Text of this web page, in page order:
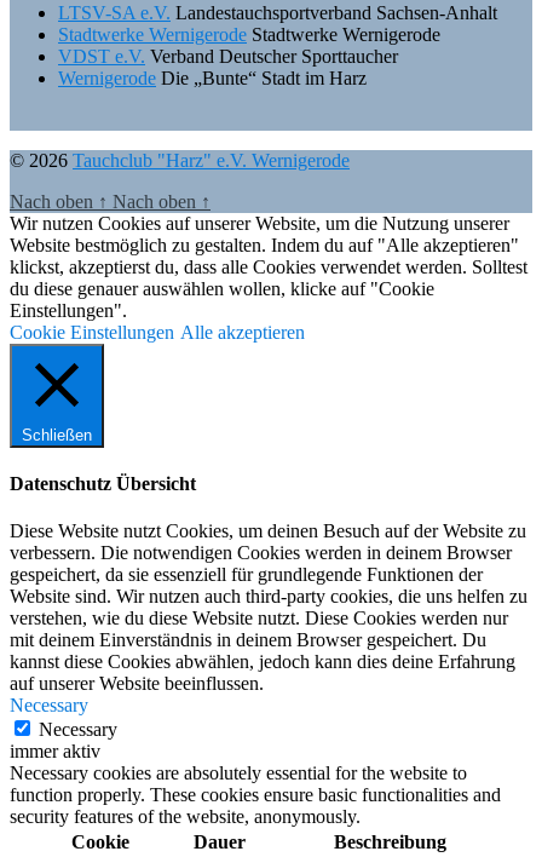
LTSV-SA e.V. Landestauchsportverband Sachsen-Anhalt
Stadtwerke Wernigerode Stadtwerke Wernigerode
VDST e.V. Verband Deutscher Sporttaucher
Wernigerode Die „Bunte“ Stadt im Harz
© 2026 Tauchclub "Harz" e.V. Wernigerode
Nach oben ↑ Nach oben ↑
Wir nutzen Cookies auf unserer Website, um die Nutzung unserer
Website bestmöglich zu gestalten. Indem du auf "Alle akzeptieren"
klickst, akzeptierst du, dass alle Cookies verwendet werden. Solltest
du diese genauer auswählen wollen, klicke auf "Cookie
Einstellungen".
Cookie Einstellungen Alle akzeptieren
Schließen
Datenschutz Übersicht
Diese Website nutzt Cookies, um deinen Besuch auf der Website zu
verbessern. Die notwendigen Cookies werden in deinem Browser
gespeichert, da sie essenziell für grundlegende Funktionen der
Website sind. Wir nutzen auch third-party cookies, die uns helfen zu
verstehen, wie du diese Website nutzt. Diese Cookies werden nur
mit deinem Einverständnis in deinem Browser gespeichert. Du
kannst diese Cookies abwählen, jedoch kann dies deine Erfahrung
auf unserer Website beeinflussen.
Necessary
Necessary
immer aktiv
Necessary cookies are absolutely essential for the website to
function properly. These cookies ensure basic functionalities and
security features of the website, anonymously.
Cookie
Dauer Beschreibung